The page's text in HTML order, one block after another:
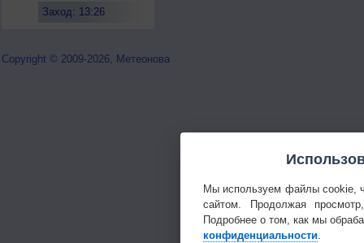
Заход: 13:26
Copyright © 2009-2026, Метеонова
Мы используем файлы cookie,
сайтом. Продолжая
Подробнее о том, как мы
конфиденциальности